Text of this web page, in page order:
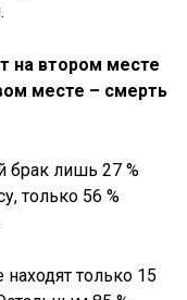
на втором месте
месте – смерть
брак лишь 27 %
только 56 %
находят только 15